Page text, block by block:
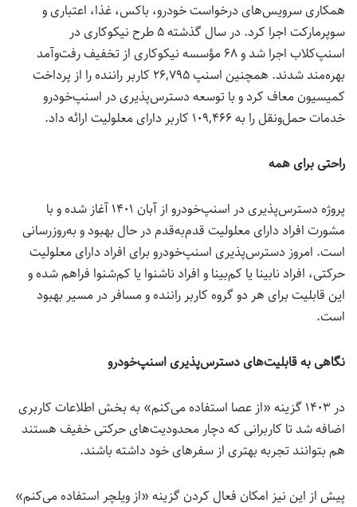
همکاری سرویس‌های درخواست خودرو، باکس، غذا، اعتباری و
سوپرمارکت اجرا کرد. در سال گذشته ۵ طرح نیکوکاری در
اسنپ‌کلاب اجرا شد و ۶۸ مؤسسه نیکوکاری از تخفیف رفت‌وآمد
بهره‌مند شدند. همچنین اسنپ ۲۶,۷۹۵ کاربر راننده را از پرداخت
کمیسیون معاف کرد و با توسعه دسترس‌پذیری در اسنپ‌خودرو
خدمات حمل‌ونقل را به ۱۰۹,۴۶۶ کاربر دارای معلولیت ارائه داد.
راحتی برای همه
پروژه دسترس‌پذیری در اسنپ‌خودرو از آبان ۱۴۰۱ آغاز شده و با
مشورت افراد دارای معلولیت قدم‌به‌قدم در حال بهبود و به‌روزرسانی
است. امروز دسترس‌پذیری اسنپ‌خودرو برای افراد دارای معلولیت
حرکتی، افراد نابینا یا کم‌بینا و افراد ناشنوا یا کم‌شنوا فراهم شده و
این قابلیت برای هر دو گروه کاربر راننده و مسافر در مسیر بهبود
است.
نگاهی به قابلیت‌های دسترس‌پذیری اسنپ‌خودرو
در ۱۴۰۳ گزینه «از عصا استفاده می‌کنم» به بخش اطلاعات کاربری
اضافه شد تا کاربرانی که دچار محدودیت‌های حرکتی خفیف هستند
هم بتوانند تجربه بهتری از سفرهای خود داشته باشند.
پیش از این نیز امکان فعال کردن گزینه «از ویلچر استفاده می‌کنم»